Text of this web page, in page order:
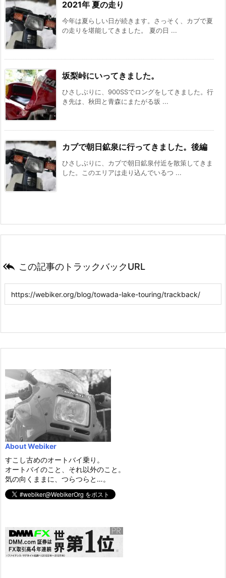
2021年 夏の走り
今年は夏らしい日が続きます。さっそく、カブで夏
の走りを堪能してきました。 夏の日 ...
坂梨峠にいってきました。
ひさしぶりに、900SSでロングをしてきました。行
き先は、秋田と青森にまたがる坂 ...
カブで朝日鉱泉に行ってきました。後編
ひさしぶりに、カブで朝日鉱泉付近を散策してきま
した。このエリアは走り込んでいるつ ...
 この記事のトラックバックURL
About Webiker
すこし古めのオートバイ乗り。
オートバイのこと、それ以外のこと。
気の向くままに、つらつらと…。